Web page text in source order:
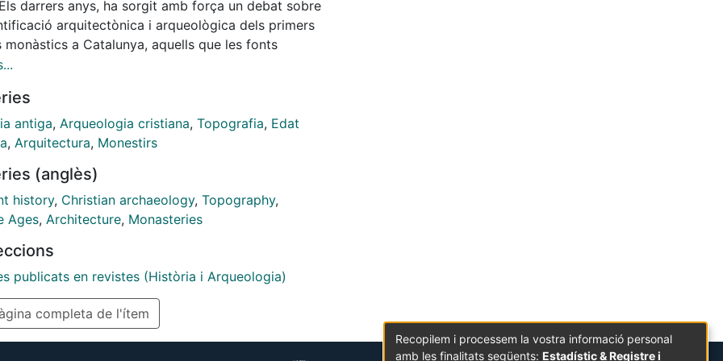
darrers anys, ha sorgit amb força un debat sobre
arquitectònica i arqueològica dels primers
monàstics a Catalunya, aquells que les fonts
tardoantigues comencen a mencionar a partir del
—encara que sempre de manera
i molt genèrica— a partir d’època visigòtica (s.
Certament, saber quins, on i com eren aquests
del primer cristianisme a casa nostra.1
years, a debate has emerged strongly about the
spaces in Catalonia, those that the late antique
sources begin to mention from the Late Roman
(4th and 5th centuries), and to describe and to
topographically —although always indirectly and
antiga, Arqueologia cristiana, Topografia, Edat
, Arquitectura, Monestirs
(anglès)
history, Christian archaeology, Topography,
Ages, Architecture, Monasteries
publicats en revistes (Història i Arqueologia)
completa de l'ítem
Recopilem i processem la vostra informació personal
amb les finalitats següents: Estadístic & Registre i